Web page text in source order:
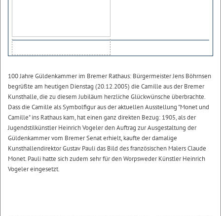
100 Jahre Güldenkammer im Bremer Rathaus: Bürgermeister Jens Böhrnsen
begrüßte am heutigen Dienstag (20.12.2005) die Camille aus der Bremer
Kunsthalle, die zu diesem Jubiläum herzliche Glückwünsche überbrachte.
Dass die Camille als Symbolfigur aus der aktuellen Ausstellung "Monet und
Camille" ins Rathaus kam, hat einen ganz direkten Bezug: 1905, als der
Jugendstilkünstler Heinrich Vogeler den Auftrag zur Ausgestaltung der
Güldenkammer vom Bremer Senat erhielt, kaufte der damalige
Kunsthallendirektor Gustav Pauli das Bild des französischen Malers Claude
Monet. Pauli hatte sich zudem sehr für den Worpsweder Künstler Heinrich
Vogeler eingesetzt.